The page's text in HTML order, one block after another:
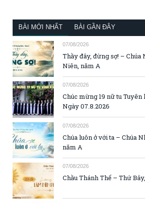
BÀI MỚI NHẤT BÀI GẦN ĐÂY
07/08/2026
Thầy đây, đừng sợ! – Chúa
Niên, năm A
07/08/2026
Chúc mừng 19 nữ tu
Ngày 07.8.2026
07/08/2026
Chúa luôn ở với ta – Chúa
năm A
07/08/2026
Chầu Thánh Thể – Thứ